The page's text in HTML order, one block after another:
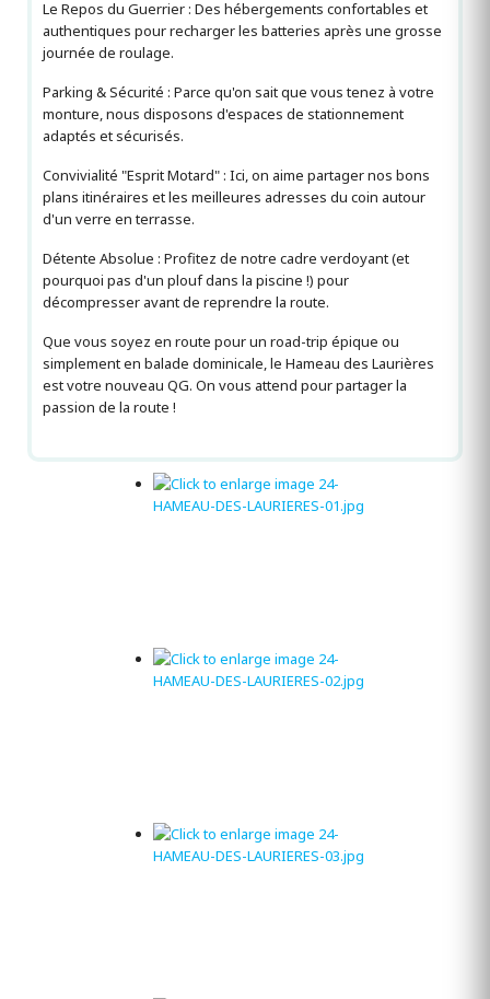
Le Repos du Guerrier : Des hébergements confortables et
authentiques pour recharger les batteries après une grosse
journée de roulage.
Parking & Sécurité : Parce qu'on sait que vous tenez à votre
monture, nous disposons d'espaces de stationnement
adaptés et sécurisés.
Convivialité "Esprit Motard" : Ici, on aime partager nos bons
plans itinéraires et les meilleures adresses du coin autour
d'un verre en terrasse.
Détente Absolue : Profitez de notre cadre verdoyant (et
pourquoi pas d'un plouf dans la piscine !) pour
décompresser avant de reprendre la route.
Que vous soyez en route pour un road-trip épique ou
simplement en balade dominicale, le Hameau des Laurières
est votre nouveau QG. On vous attend pour partager la
passion de la route !